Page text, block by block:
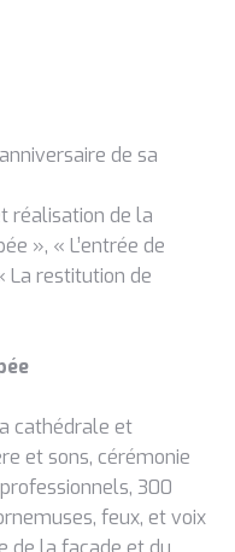
de sa
réalisation de la
», « L’entrée de
La restitution de
cathédrale et
et sons, cérémonie
300
feux, et voix